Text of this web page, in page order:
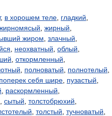
, в хорошем теле гладкий
жирный
жиром злачный
неохватный облый
откормленный
полноватый полнотелый
поперек себя шире пузастый
раскормленный
сытый толстобрюхий
толстый тучноватый